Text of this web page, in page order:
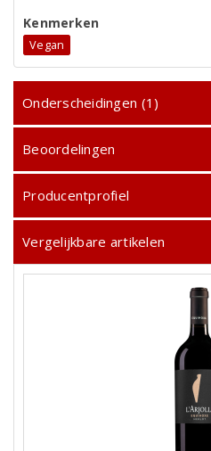
Kenmerken
Vegan
Onderscheidingen (1)
Beoordelingen
Producentprofiel
Vergelijkbare artikelen